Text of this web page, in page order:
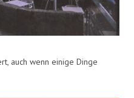
auch wenn einige Dinge